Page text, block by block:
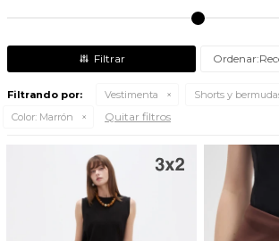
Filtrando por: Vestimenta
Shorts y
Color: Marrón Quitar filtros